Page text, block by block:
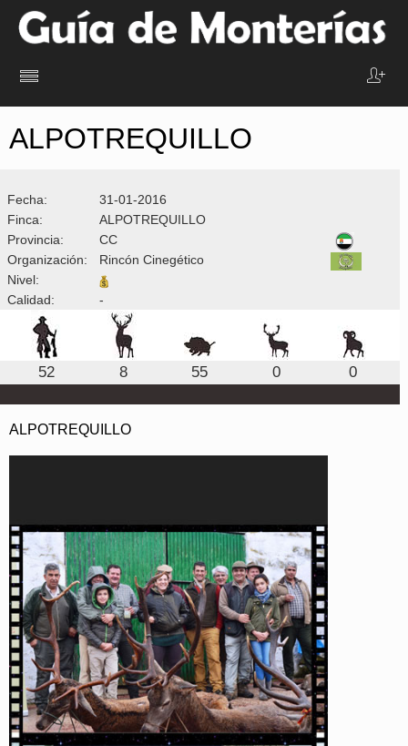
ALPOTREQUILLO
Fecha:
31-01-2016
Finca:
ALPOTREQUILLO
Provincia:
CC
Organización:
Rincón Cinegético
Nivel:
Calidad:
-
52 8 55 0 0
ALPOTREQUILLO